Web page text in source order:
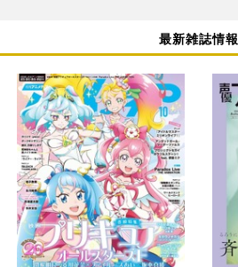
最新雑誌情報